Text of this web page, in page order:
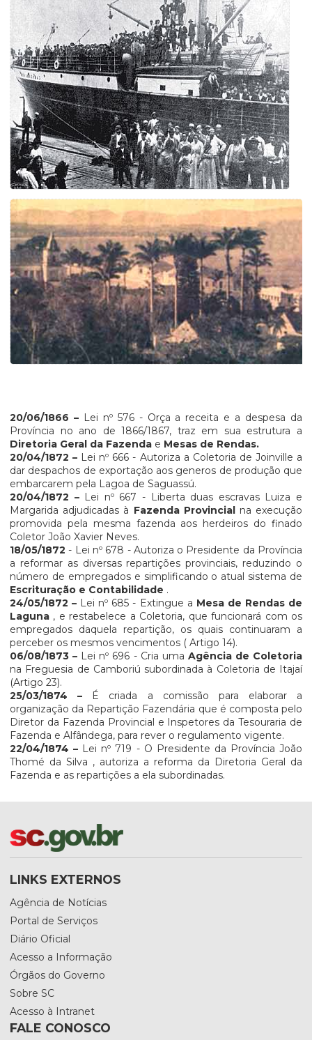
20/06/1866 – Lei nº 576 - Orça a receita e a despesa da
Província no ano de 1866/1867, traz em sua estrutura a
Diretoria Geral da Fazenda e Mesas de Rendas.
20/04/1872– Lei nº 666 - Autoriza a Coletoria de Joinville a
dar despachos de exportação aos generos de produção que
embarcarem pela Lagoa de Saguassú.
20/04/1872 – Lei nº 667 - Liberta duas escravas Luiza e
Margarida adjudicadas à Fazenda Provincial na execução
promovida pela mesma fazenda aos herdeiros do finado
Coletor João Xavier Neves.
18/05/1872- Lei nº 678 - Autoriza o Presidente da Província
a reformar as diversas repartições provinciais, reduzindo o
número de empregados e simplificando o atual sistema de
Escrituração e Contabilidade .
24/05/1872 – Lei nº 685 - Extingue a Mesa de Rendas de
Laguna , e restabelece a Coletoria, que funcionará com os
empregados daquela repartição, os quais continuaram a
perceber os mesmos vencimentos ( Artigo 14).
06/08/1873– Lei nº 696 - Cria uma Agência de Coletoria
na Freguesia de Camboriú subordinada à Coletoria de Itajaí
(Artigo 23).
25/03/1874– É criada a comissão para elaborar a
organização da Repartição Fazendária que é composta pelo
Diretor da Fazenda Provincial e Inspetores da Tesouraria de
Fazenda e Alfândega, para rever o regulamento vigente.
22/04/1874– Lei nº 719 - O Presidente da Província João
Thomé da Silva , autoriza a reforma da Diretoria Geral da
Fazenda e as repartições a ela subordinadas.
LINKS EXTERNOS
Agência de Notícias
Portal de Serviços
Diário Oficial
Acesso a Informação
Órgãos do Governo
Sobre SC
Acesso à Intranet
FALE CONOSCO